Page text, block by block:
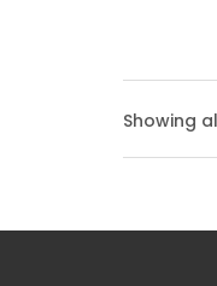
Showing